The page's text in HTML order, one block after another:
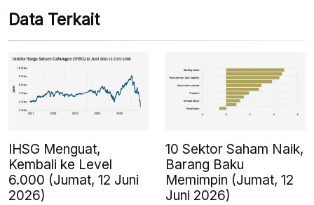
Data Terkait
IHSG Menguat,
Kembali ke Level
6.000 (Jumat, 12 Juni
2026)
10 Sektor Saham Naik,
Barang Baku
Memimpin (Jumat, 12
Juni 2026)